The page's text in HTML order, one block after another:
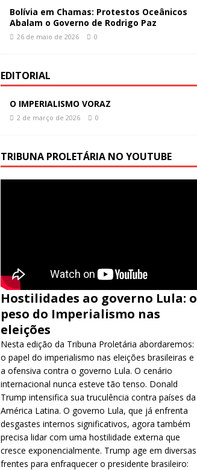
Bolívia em Chamas: Protestos Oceânicos
Abalam o Governo de Rodrigo Paz
26 de maio de 2026 0
EDITORIAL
O IMPERIALISMO VORAZ
2 de março de 2026 0
TRIBUNA PROLETÁRIA NO YOUTUBE
Hostilidades ao governo Lula: o
peso do Imperialismo nas
eleições
Nesta edição da Tribuna Proletária abordaremos:
o papel do imperialismo nas eleições brasileiras e
a ofensiva contra o governo Lula. O cenário
internacional nunca esteve tão tenso. Donald
Trump intensifica sua truculência contra países da
América Latina. O governo Lula, que já enfrenta
desgastes internos significativos, agora também
precisa lidar com uma hostilidade externa que
cresce exponencialmente. Trump age em diversas
frentes para enfraquecer o presidente brasileiro: